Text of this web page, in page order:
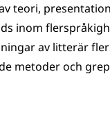
teori,
inom
av litterär
metoder och